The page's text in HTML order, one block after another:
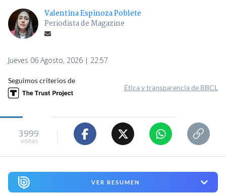
Valentina Espinoza Poblete
Periodista de Magazine
Jueves 06 Agosto, 2026 | 22:57
Seguimos criterios de
Ética y transparencia de BBCL
3999
visitas
VER RESUMEN